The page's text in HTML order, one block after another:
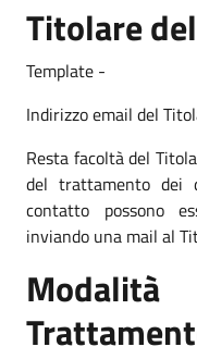
Titolare
Template -
Indirizzo email del
Resta facoltà del
del trattamento
contatto possono
inviando una mail al